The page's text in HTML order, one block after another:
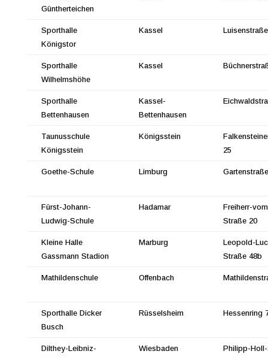
Güntherteichen
Sporthalle
Königstor
Kassel
Sporthalle
Wilhelmshöhe
Kassel
Sporthalle
Bettenhausen
Kassel-
Bettenhausen
Taunusschule
Königsstein
Königsstein
25
Goethe-Schule Limburg
Fürst-Johann-
Ludwig-Schule
Hadamar
Freiherr-
Straße 20
Kleine Halle
Gassmann Stadion
Marburg
Leopold-
Straße 48b
Mathildenschule Offenbach
Sporthalle Dicker
Busch
Rüsselsheim Hessenring
Dilthey-Leibniz-
Wiesbaden Philipp-